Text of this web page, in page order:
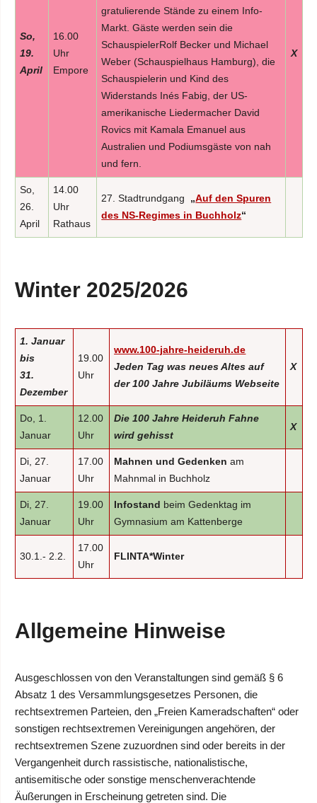
So,
19.
April
16.00
Uhr
Empore
gratulierende Stände zu einem Info-
Markt. Gäste werden sein die
SchauspielerRolf Becker und Michael
Weber (Schauspielhaus Hamburg), die
Schauspielerin und Kind des
Widerstands Inés Fabig, der US-
amerikanische Liedermacher David
Rovics mit Kamala Emanuel aus
Australien und Podiumsgäste von nah
und fern.
X
So,
26.
April
14.00
Uhr
Rathaus
27. Stadtrundgang „Auf den Spuren
des NS-Regimes in Buchholz“
Winter 2025/2026
1. Januar
bis
31.
Dezember
19.00
Uhr
www.100-jahre-heideruh.de
Jeden Tag was neues Altes auf
der 100 Jahre Jubiläums Webseite
X
Do, 1.
Januar
12.00
Uhr
Die 100 Jahre Heideruh Fahne
wird gehisst
X
Di, 27.
Januar
17.00
Uhr
Mahnen und Gedenken am
Mahnmal in Buchholz
Di, 27.
Januar
19.00
Uhr
Infostand beim Gedenktag im
Gymnasium am Kattenberge
30.1.- 2.2.
17.00
Uhr
FLINTA*Winter
Allgemeine Hinweise
Ausgeschlossen von den Veranstaltungen sind gemäß § 6
Absatz 1 des Versammlungsgesetzes Personen, die
rechtsextremen Parteien, den „Freien Kameradschaften“ oder
sonstigen rechtsextremen Vereinigungen angehören, der
rechtsextremen Szene zuzuordnen sind oder bereits in der
Vergangenheit durch rassistische, nationalistische,
antisemitische oder sonstige menschenverachtende
Äußerungen in Erscheinung getreten sind. Die